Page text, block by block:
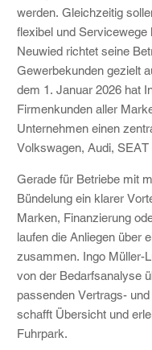
werden. Gleichzeitig
flexibel und Servicewege
Neuwied richtet seine
Gewerbekunden gezielt
dem 1. Januar 2026 hat
Firmenkunden aller
Unternehmen einen
Volkswagen, Audi,
Gerade für Betriebe mit
Bündelung ein klarer
Marken, Finanzierung
laufen die Anliegen über
zusammen. Ingo Müller-
von der Bedarfsanalyse
passenden Vertrags-
schafft Übersicht und
Fuhrpark.